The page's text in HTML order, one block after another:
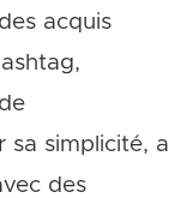
acquis
sa simplicité, a
des